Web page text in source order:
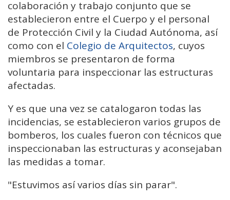
colaboración y trabajo conjunto que se
establecieron entre el Cuerpo y el personal
de Protección Civil y la Ciudad Autónoma, así
como con el Colegio de Arquitectos, cuyos
miembros se presentaron de forma
voluntaria para inspeccionar las estructuras
afectadas.
Y es que una vez se catalogaron todas las
incidencias, se establecieron varios grupos de
bomberos, los cuales fueron con técnicos que
inspeccionaban las estructuras y aconsejaban
las medidas a tomar.
"Estuvimos así varios días sin parar".